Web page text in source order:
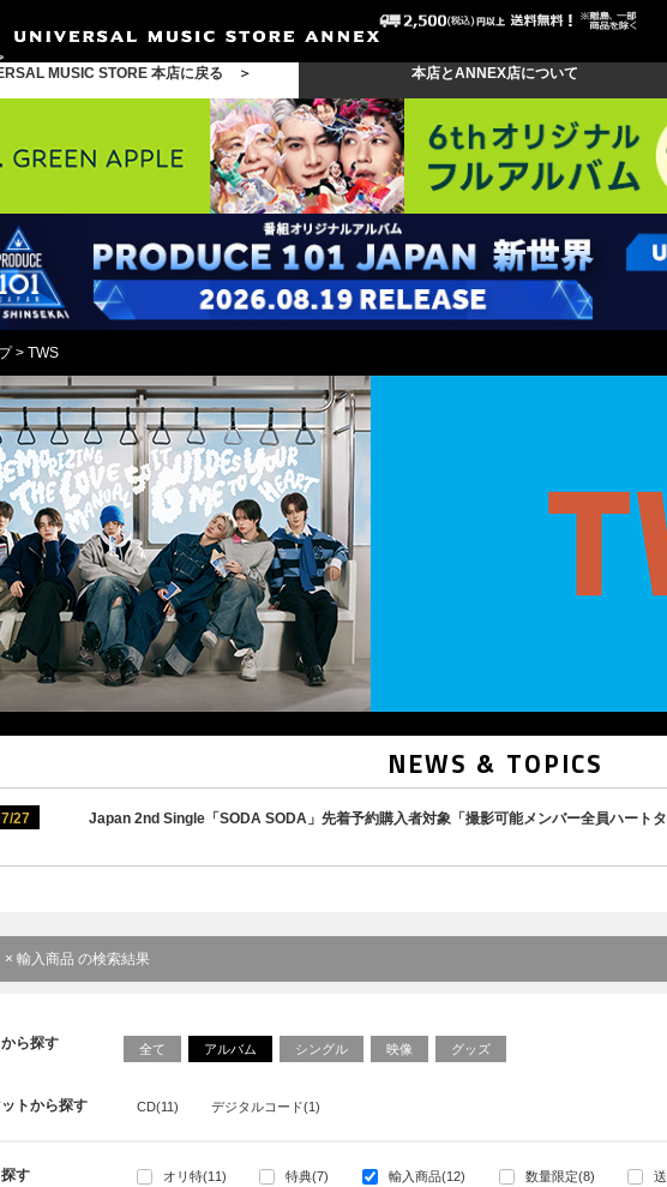
MUSIC STORE 本店に戻る ＞ 本店とANNEX店について
> TWS
NEWS & TOPICS
27 Japan 2nd Single「SODA SODA」先着予約購入者対象「撮影可能メンバー全員ハート
× 輸入商品 の検索結果
ら探す 全て アルバム シングル 映像 グッズ
トから探す CD(11) デジタルコード(1)
す オリ特(11) 特典(7) 輸入商品(12) 数量限定(8)